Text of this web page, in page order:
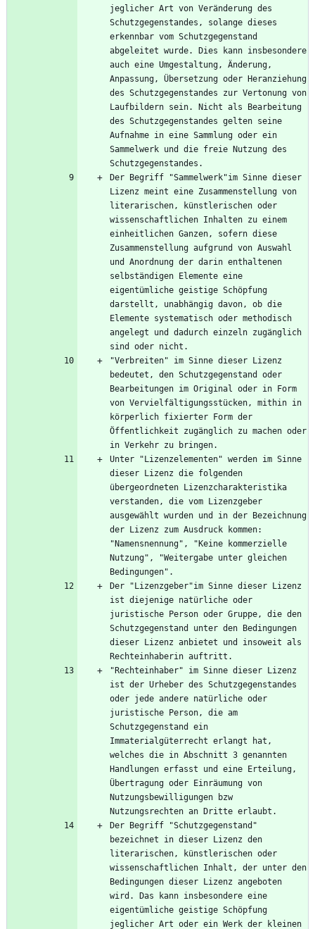
jeglicher Art von Veränderung des
Schutzgegenstandes, solange dieses
erkennbar vom Schutzgegenstand
abgeleitet wurde. Dies kann insbesondere
auch eine Umgestaltung, Änderung,
Anpassung, Übersetzung oder Heranziehung
des Schutzgegenstandes zur Vertonung von
Laufbildern sein. Nicht als Bearbeitung
des Schutzgegenstandes gelten seine
Aufnahme in eine Sammlung oder ein
Sammelwerk und die freie Nutzung des
Der Begriff "Sammelwerk"im Sinne dieser
Lizenz meint eine Zusammenstellung von
literarischen, künstlerischen oder
wissenschaftlichen Inhalten zu einem
einheitlichen Ganzen, sofern diese
Zusammenstellung aufgrund von Auswahl
und Anordnung der darin enthaltenen
selbständigen Elemente eine
eigentümliche geistige Schöpfung
darstellt, unabhängig davon, ob die
Elemente systematisch oder methodisch
angelegt und dadurch einzeln zugänglich
"Verbreiten" im Sinne dieser Lizenz
bedeutet, den Schutzgegenstand oder
Bearbeitungen im Original oder in Form
von Vervielfältigungsstücken, mithin in
körperlich fixierter Form der
Öffentlichkeit zugänglich zu machen oder
Unter "Lizenzelementen" werden im Sinne
dieser Lizenz die folgenden
übergeordneten Lizenzcharakteristika
verstanden, die vom Lizenzgeber
ausgewählt wurden und in der Bezeichnung
der Lizenz zum Ausdruck kommen:
"Namensnennung", "Keine kommerzielle
Nutzung", "Weitergabe unter gleichen
Der "Lizenzgeber"im Sinne dieser Lizenz
ist diejenige natürliche oder
juristische Person oder Gruppe, die den
Schutzgegenstand unter den Bedingungen
dieser Lizenz anbietet und insoweit als
"Rechteinhaber" im Sinne dieser Lizenz
ist der Urheber des Schutzgegenstandes
oder jede andere natürliche oder
juristische Person, die am
Schutzgegenstand ein
Immaterialgüterrecht erlangt hat,
welches die in Abschnitt 3 genannten
Handlungen erfasst und eine Erteilung,
Übertragung oder Einräumung von
Nutzungsbewilligungen bzw
Der Begriff "Schutzgegenstand"
bezeichnet in dieser Lizenz den
literarischen, künstlerischen oder
wissenschaftlichen Inhalt, der unter den
Bedingungen dieser Lizenz angeboten
wird. Das kann insbesondere eine
eigentümliche geistige Schöpfung
jeglicher Art oder ein Werk der kleinen